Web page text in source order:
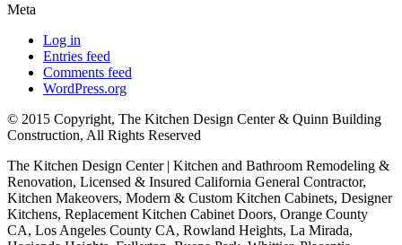
Meta
Log in
Entries feed
Comments feed
WordPress.org
© 2015 Copyright, The Kitchen Design Center & Quinn Building
Construction, All Rights Reserved
The Kitchen Design Center | Kitchen and Bathroom Remodeling &
Renovation, Licensed & Insured California General Contractor,
Kitchen Makeovers, Modern & Custom Kitchen Cabinets, Designer
Kitchens, Replacement Kitchen Cabinet Doors, Orange County
CA, Los Angeles County CA, Rowland Heights, La Mirada,